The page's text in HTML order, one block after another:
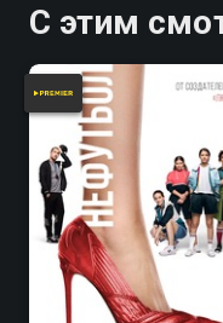
С этим